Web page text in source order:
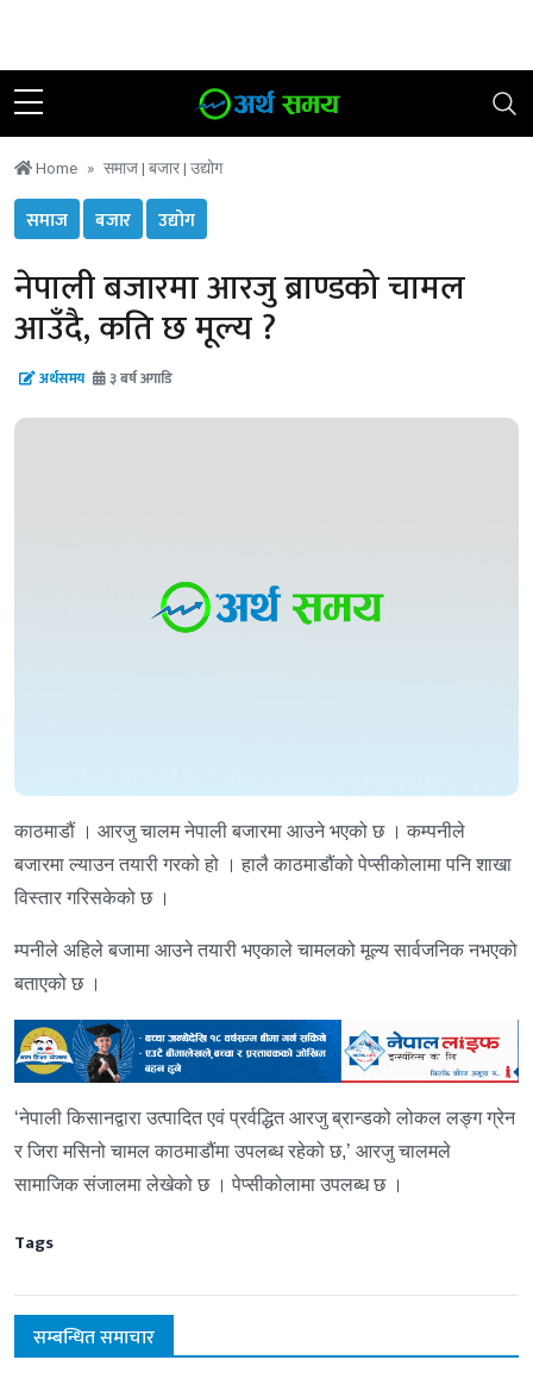
Home समाज | बजार | उद्योग
समाज बजार उद्योग
नेपाली बजारमा आरजु ब्राण्डको चामल
आउँदै, कति छ मूल्य ?
अर्थसमय ३ बर्ष अगाडि
काठमाडौं । आरजु चालम नेपाली बजारमा आउने भएको छ । कम्पनीले
बजारमा ल्याउन तयारी गरको हो । हालै काठमाडौंको पेप्सीकोलामा पनि शाखा
विस्तार गरिसकेको छ ।
म्पनीले अहिले बजामा आउने तयारी भएकाले चामलको मूल्य सार्वजनिक नभएको
बताएको छ ।
‘नेपाली किसानद्वारा उत्पादित एवं प्रर्वद्धित आरजु ब्रान्डको लोकल लङ्ग ग्रेन
र जिरा मसिनो चामल काठमाडौंमा उपलब्ध रहेको छ,’ आरजु चालमले
सामाजिक संजालमा लेखेको छ । पेप्सीकोलामा उपलब्ध छ ।
Tags
सम्बन्धित समाचार